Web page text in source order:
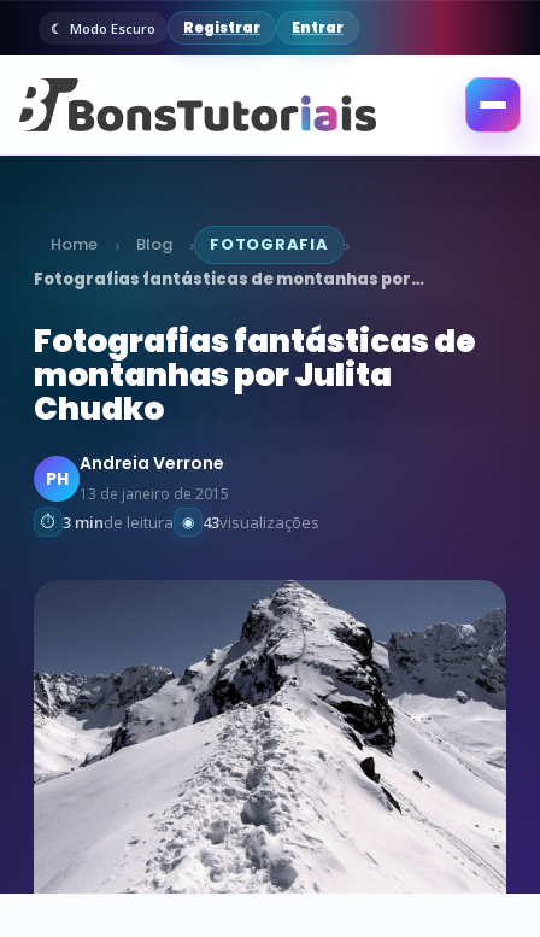
Modo Escuro Registrar Entrar
Abrir
Home › Blog › FOTOGRAFIA ›
Fotografias fantásticas de montanhas por…
Fotografias fantásticas de
montanhas por Julita
Chudko
PH
Andreia Verrone
13 de janeiro de 2015
3 minde leitura 43visualizações